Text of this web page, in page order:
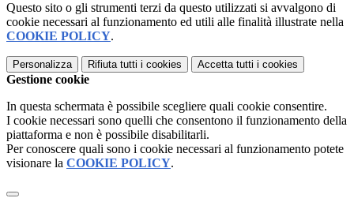
Questo sito o gli strumenti terzi da questo utilizzati si avvalgono di
cookie necessari al funzionamento ed utili alle finalità illustrate nella
COOKIE POLICY.
Personalizza Rifiuta tutti i cookies Accetta tutti i cookies
Gestione cookie
In questa schermata è possibile scegliere quali cookie consentire.
I cookie necessari sono quelli che consentono il funzionamento della
piattaforma e non è possibile disabilitarli.
Per conoscere quali sono i cookie necessari al funzionamento potete
visionare la COOKIE POLICY.